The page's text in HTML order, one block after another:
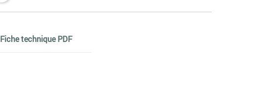
Fiche technique PDF